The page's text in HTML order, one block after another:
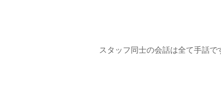
スタッフ同士の会話は全て手話で